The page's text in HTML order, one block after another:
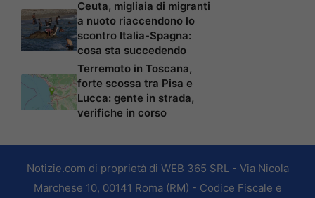
Ceuta, migliaia di migranti
a nuoto riaccendono lo
scontro Italia-Spagna:
cosa sta succedendo
Terremoto in Toscana,
forte scossa tra Pisa e
Lucca: gente in strada,
verifiche in corso
Notizie.com di proprietà di WEB 365 SRL - Via Nicola
Marchese 10, 00141 Roma (RM) - Codice Fiscale e